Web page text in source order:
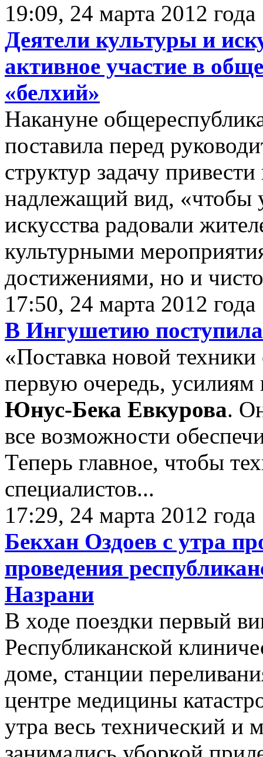
19:09, 24 марта 2012 года
Деятели культуры и
активное участие в
«белхий»
Накануне
поставила перед
структур задачу
надлежащий вид, «чтобы
искусства радовали
культурными
достижениями, но и
17:50, 24 марта 2012 года
В Ингушетию поступила
«Поставка новой
первую очередь,
Юнус-Бека Евкурова.
все возможности
Теперь главное, чтобы
специалистов...
17:29, 24 марта 2012 года
Бекхан Оздоев с утра
проведения
Назрани
В ходе поездки первый
Республиканской
доме, станции
центре медицины
утра весь технический и